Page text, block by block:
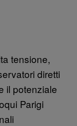
tensione,
diretti
il potenziale
Parigi